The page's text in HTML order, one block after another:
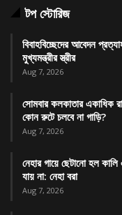
টপ স্টোরিজ
বিবাহবিচ্ছেদের আবেদন
মুখ্যমন্ত্রীর স্ত্রীর
Aug 7, 2026
সোমবার কলকাতার একাধিক
কোন রুটে চলবে না গাড়ি?
Aug 7, 2026
নেহার গায়ে ছেটানো হল
যায় না: নেহা বরা
Aug 7, 2026